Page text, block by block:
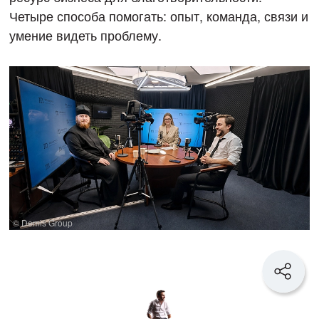
Четыре способа помогать: опыт, команда, связи и
умение видеть проблему.
© Demis Group